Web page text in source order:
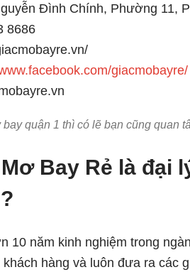
Đình Chính, Phường 11,
8686
giacmobayre/
quận 1 thì có lẽ bạn cũng quan
Bay Rẻ là đại
10 năm kinh nghiệm trong
hàng và luôn đưa ra các